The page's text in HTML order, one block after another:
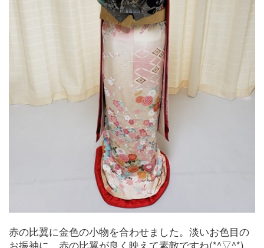
赤の比翼に金色の小物を合わせました。淡いお色目の
お振袖に、赤の比翼が良く映えて素敵ですね(*^▽^*)